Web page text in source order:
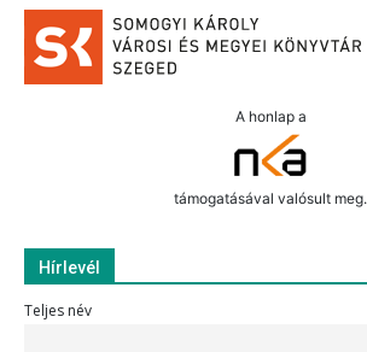
A honlap a
támogatásával valósult meg.
Hírlevél
Teljes név